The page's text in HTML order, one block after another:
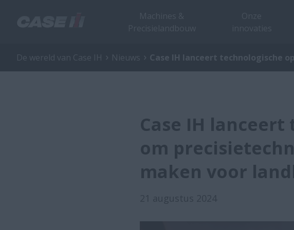
De wereld van Case IH Nieuws Case IH lanceert technologische
Case IH
om
maken voor